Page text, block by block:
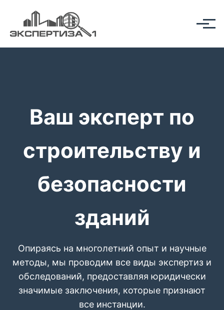
Ваш эксперт по
строительству и
безопасности
зданий
Опираясь на многолетний опыт и научные
методы, мы проводим все виды экспертиз и
обследований, предоставляя юридически
значимые заключения, которые признают
все инстанции.